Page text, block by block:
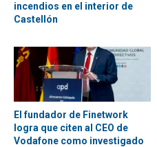
incendios en el interior de
Castellón
El fundador de Finetwork
logra que citen al CEO de
Vodafone como investigado